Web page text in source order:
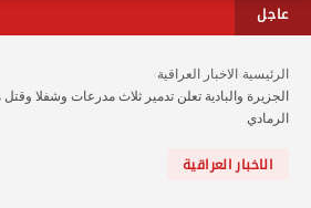
عاجل
الرئيسية الاخبار العراقية
الجزيرة والبادية تعلن تدمير ثلاث مدرعات وشفلا
الرمادي
الاخبار العراقية